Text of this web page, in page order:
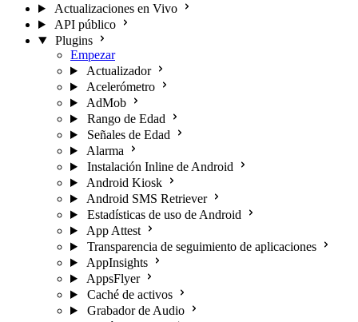
Actualizaciones en Vivo
API público
Plugins
Empezar
Actualizador
Acelerómetro
AdMob
Rango de Edad
Señales de Edad
Alarma
Instalación Inline de Android
Android Kiosk
Android SMS Retriever
Estadísticas de uso de Android
App Attest
Transparencia de seguimiento de aplicaciones
AppInsights
AppsFlyer
Caché de activos
Grabador de Audio